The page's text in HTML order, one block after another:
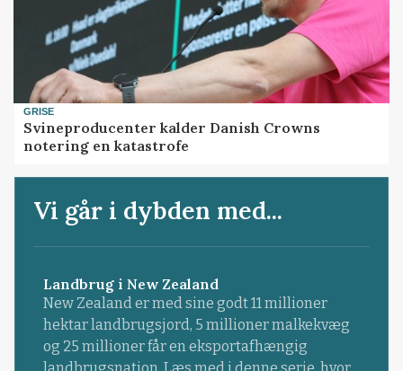
GRISE
Svineproducenter kalder Danish Crowns
notering en katastrofe
Vi går i dybden med...
Landbrug i New Zealand
New Zealand er med sine godt 11 millioner
hektar landbrugsjord, 5 millioner malkekvæg
og 25 millioner får en eksportafhængig